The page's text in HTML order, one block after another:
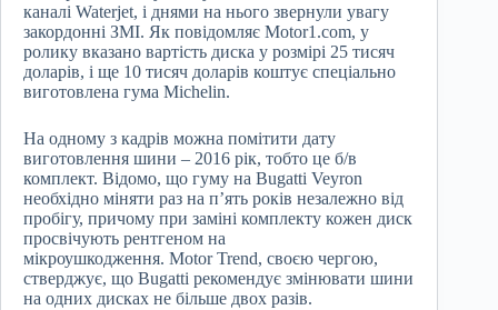
каналі Waterjet, і днями на нього звернули увагу
закордонні ЗМІ. Як повідомляє Motor1.com, у
ролику вказано вартість диска у розмірі 25 тисяч
доларів, і ще 10 тисяч доларів коштує спеціально
виготовлена ​​гума Michelin.
На одному з кадрів можна помітити дату
виготовлення шини – 2016 рік, тобто це б/в
комплект. Відомо, що гуму на Bugatti Veyron
необхідно міняти раз на п’ять років незалежно від
пробігу, причому при заміні комплекту кожен диск
просвічують рентгеном на
мікроушкодження. Motor Trend, своєю чергою,
стверджує, що Bugatti рекомендує змінювати шини
на одних дисках не більше двох разів.